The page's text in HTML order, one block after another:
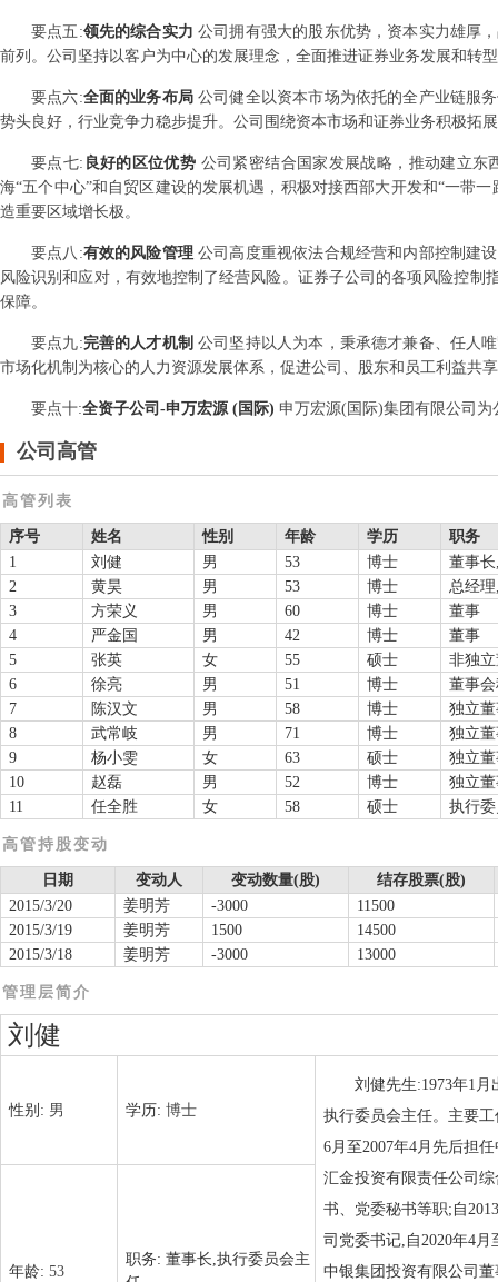
要点五 :领先的综合实力公司拥有强大的股东优势，资本实力雄厚
前列。公司坚持以客户为中心的发展理念，全面推进证券业务发展和转
要点六:全面的业务布局公司健全以资本市场为依托的全产业链服
势头良好，行业竞争力稳步提升。公司围绕资本市场和证券业务积极拓
要点七: 良好的区位优势 公司紧密结合国家发展战略，推动建立
海“五个中心”和自贸区建设的发展机遇，积极对接西部大开发和“一带
造重要区域增长极。
要点 八 :有效的风险管理公司高度重视依法合规经营和内部控制建
风险识别和应对，有效地控制了经营风险。证券子公司的各项风险控
保障。
要点九:完善的人才机制公司坚持以人为本，秉承德才兼备、任人
市场化机制为核心的人力资源发展体系，促进公司、股东和员工利益共
要点十:全资子公司-申万宏源 (国际) 申万宏源(国际)集团有限公司为
公司高管
高管列表
序号 姓名 性别 年龄 学历
职务
1
刘健 男 53 博士
董事
2
黄昊 男 53 博士
总经
3
方荣义 男 60 博士
董事
4
严金国 男 42 博士
董事
5
张英 女 55 硕士
非独
6
徐亮 男 51 博士
董事
7
陈汉文 男 58 博士
独立
8
武常岐 男 71 博士
独立
9
杨小雯 女 63 硕士
独立
10
赵磊 男 52 博士
独立
11
任全胜 女 58 硕士 执行
高管持股变动
日期 变动人 变动数量(股)
结存股票(股)
2015/3/20
姜明芳 -3000
11500
2015/3/19
姜明芳 1500
14500
2015/3/18
姜明芳 -3000 13000
管理层简介
刘健
性别: 男 学历: 博士
刘健先生:1973年1
执行委员会主任。主要
6月至2007年4月先后担
汇金投资有限责任公司
书、党委秘书等职;自
司党委书记,自2020年4
中银集团投资有限公司
年龄: 53
职务: 董事长,执行委员会主